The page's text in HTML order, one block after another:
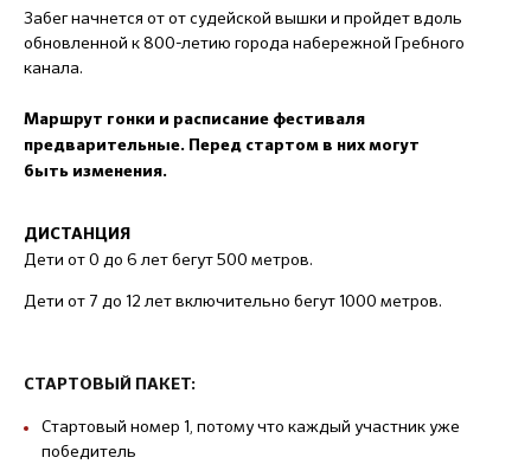
Забег начнется от от судейской вышки и пройдет вдоль
обновленной к 800-летию города набережной Гребного
канала.
Маршрут гонки и расписание фестиваля
предварительные. П еред стартом в них могут
быть изменения.
ДИСТАНЦИЯ
Дети от 0 до 6 лет бегут 500 метров.
Дети от 7 до 12 лет включительно бегут 1000 метров.
СТАРТОВЫЙ ПАКЕТ:
Стартовый номер 1, потому что каждый участник уже
победитель